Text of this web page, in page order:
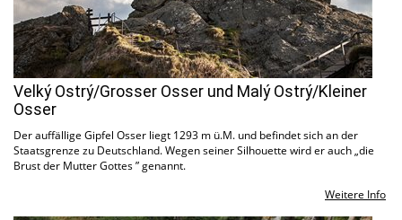
Velký Ostrý/Grosser Osser und Malý Ostrý/Kleiner
Osser
Der auffällige Gipfel Osser liegt 1293 m ü.M. und befindet sich an der
Staatsgrenze zu Deutschland. Wegen seiner Silhouette wird er auch „die
Brust der Mutter Gottes ” genannt.
Weitere Info